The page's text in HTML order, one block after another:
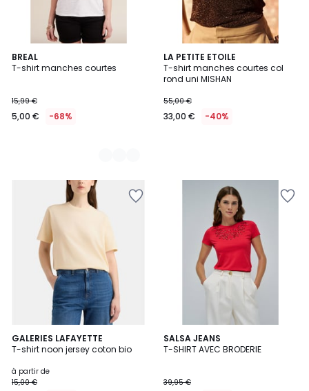
BREAL
T-shirt manches courtes
15,99 €
5,00 € -68%
2
Couleurs
LA PETITE ETOILE
T-shirt manches courtes col
rond uni MISHAN
55,00 €
33,00 € -40%
GALERIES LAFAYETTE
T-shirt noon jersey coton bio
à partir de
15,00 €
5
/
8
Couleurs
SALSA JEANS
T-SHIRT AVEC BRODERIE
39,95 €
2
Couleurs